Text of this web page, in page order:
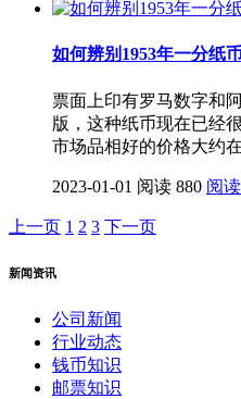
如何辨别1953年一分纸
票面上印有罗马数字和
版，这种纸币现在已经
市场品相好的价格大约在
2023-01-01 阅读 880 阅
上一页 1 2 3 下一页
新闻资讯
公司新闻
行业动态
钱币知识
邮票知识